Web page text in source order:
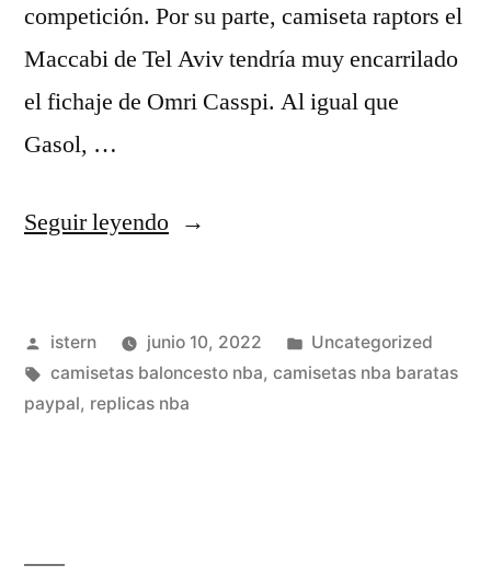
competición. Por su parte, camiseta raptors el
Maccabi de Tel Aviv tendría muy encarrilado
el fichaje de Omri Casspi. Al igual que
Gasol, …
Seguir leyendo«100%
De
Alta
Publicado
por
istern junio 10, 2022
Publicado
en
Uncategorized
Etiquetas:
camisetas baloncesto nba, camisetas nba baratas
paypal, replicas nba